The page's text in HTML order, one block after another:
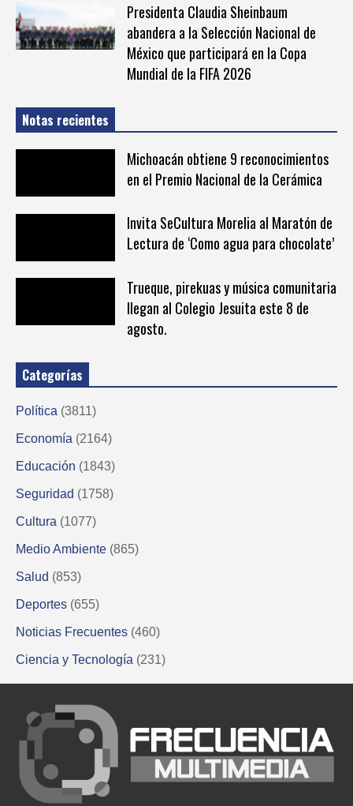
Presidenta Claudia Sheinbaum
abandera a la Selección Nacional de
México que participará en la Copa
Mundial de la FIFA 2026
Notas recientes
Michoacán obtiene 9 reconocimientos
en el Premio Nacional de la Cerámica
Invita SeCultura Morelia al Maratón de
Lectura de ‘Como agua para chocolate’
Trueque, pirekuas y música comunitaria
llegan al Colegio Jesuita este 8 de
agosto.
Categorías
Política (3811)
Economía (2164)
Educación (1843)
Seguridad (1758)
Cultura (1077)
Medio Ambiente (865)
Salud (853)
Deportes (655)
Noticias Frecuentes (460)
Ciencia y Tecnología (231)